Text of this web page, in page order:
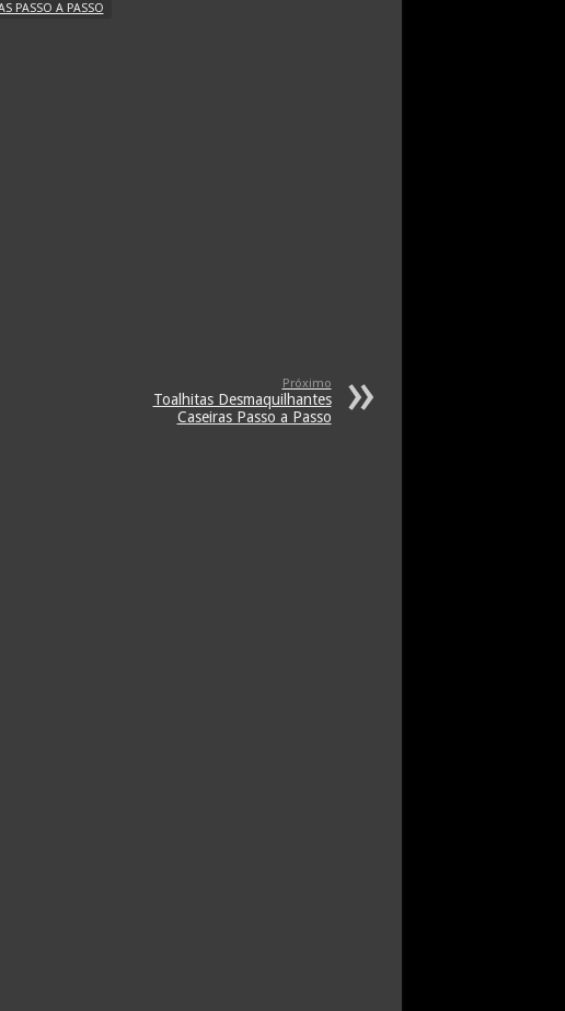
PASSO A PASSO
Próximo
Toalhitas Desmaquilhantes
Caseiras Passo a Passo